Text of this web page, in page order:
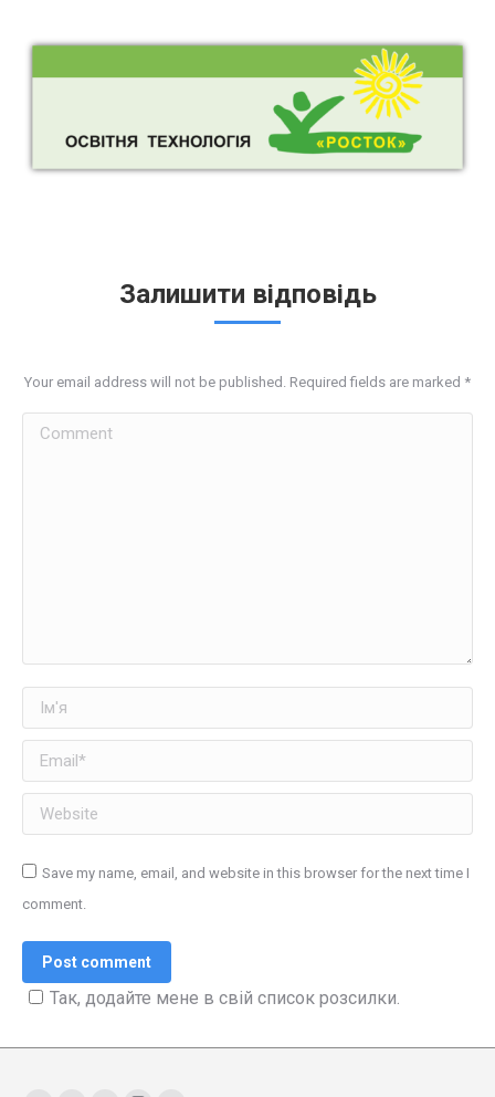
Залишити відповідь
Your email address will not be published. Required fields are marked *
Comment
Ім'я
Email *
Website
Save my name, email, and website in this browser for the next time I
comment.
Post comment
Так, додайте мене в свій список розсилки.